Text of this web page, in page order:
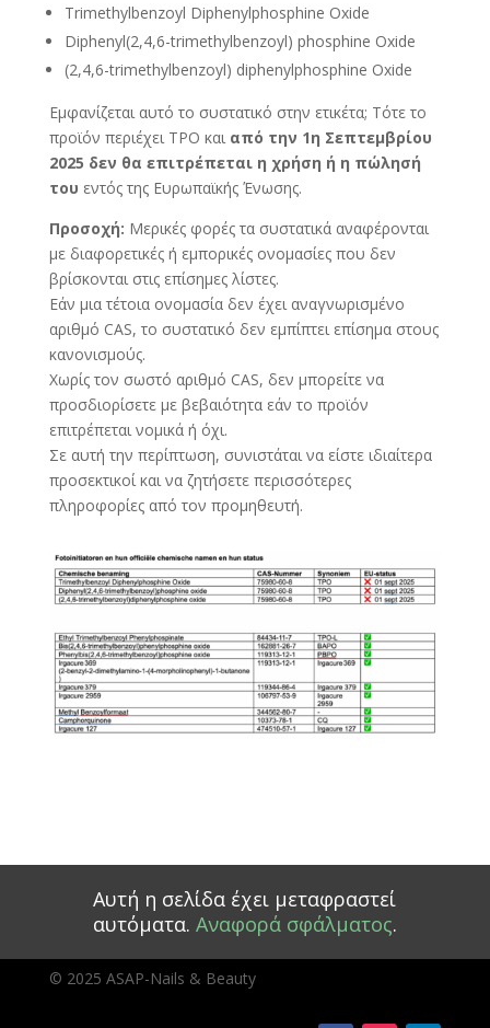
Trimethylbenzoyl Diphenylphosphine Oxide
Diphenyl(2,4,6-trimethylbenzoyl) phosphine Oxide
(2,4,6-trimethylbenzoyl) diphenylphosphine Oxide
Εμφανίζεται αυτό το συστατικό στην ετικέτα; Τότε το
προϊόν περιέχει TPO και από την 1η Σεπτεμβρίου
2025 δεν θα επιτρέπεται η χρήση ή η πώλησή
του εντός της Ευρωπαϊκής Ένωσης.
Προσοχή: Μερικές φορές τα συστατικά αναφέρονται
με διαφορετικές ή εμπορικές ονομασίες που δεν
βρίσκονται στις επίσημες λίστες.
Εάν μια τέτοια ονομασία δεν έχει αναγνωρισμένο
αριθμό CAS, το συστατικό δεν εμπίπτει επίσημα στους
κανονισμούς.
Χωρίς τον σωστό αριθμό CAS, δεν μπορείτε να
προσδιορίσετε με βεβαιότητα εάν το προϊόν
επιτρέπεται νομικά ή όχι.
Σε αυτή την περίπτωση, συνιστάται να είστε ιδιαίτερα
προσεκτικοί και να ζητήσετε περισσότερες
πληροφορίες από τον προμηθευτή.
Αυτή η σελίδα έχει μεταφραστεί
αυτόματα. Αναφορά σφάλματος.
© 2025 ASAP-Nails & Beauty